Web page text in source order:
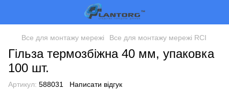
Все для монтажу мережі Все для монтажу мережі RCI
Гільза термозбіжна 40 мм, упаковка
100 шт.
Артикул: 588031 Написати відгук